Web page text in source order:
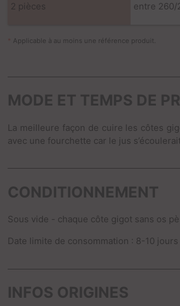
2 pièces entre 260/
* Applicable à au moins une référence produit.
MODE ET TEMPS DE
La meilleure façon de cuire les côtes
avec une fourchette car le jus
CONDITIONNEMENT
Sous vide - chaque côte gigot sans os
Date limite de consommation : 8-10 jours
INFOS ORIGINES